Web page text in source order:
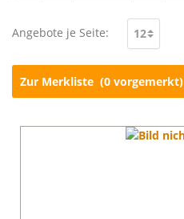
Angebote je Seite:
Zur Merkliste (0 vorgemerkt)